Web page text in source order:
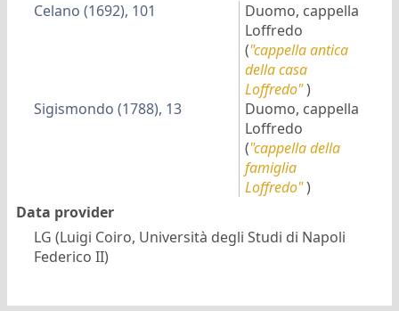
Celano (1692), 101
Duomo, cappella
Loffredo
("cappella antica
della casa
Loffredo")
Sigismondo (1788), 13
Duomo, cappella
Loffredo
("cappella della
famiglia
Loffredo")
Data provider
LG (Luigi Coiro, Università degli Studi di Napoli
Federico II)